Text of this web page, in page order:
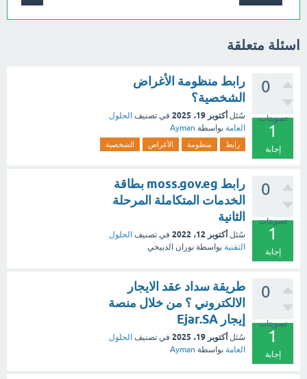
اسئلة متعلقة
0
تصويتات
1
إجابة
رابط منظومة الأغراض
الشخصية؟
سُئل أكتوبر 19، 2025 في تصنيف الحلول
العامة بواسطة Ayman
رابط منظومة الأغراض الشخصية
0
تصويتات
1
إجابة
رابط moss.gov.eg بطاقة
الخدمات المتكاملة المرحلة
الثانية
سُئل أكتوبر 12، 2022 في تصنيف الحلول
التقنية بواسطة نوران الدبيخي
0
تصويتات
1
إجابة
طريقة سداد عقد الايجار
الالكتروني ؟ من خلال منصة
إيجار Ejar.SA
سُئل أكتوبر 19، 2025 في تصنيف الحلول
العامة بواسطة Ayman